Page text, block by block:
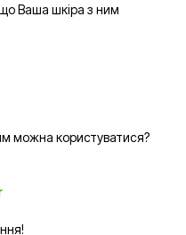
Ваша шкіра з ним
можна користуватися?